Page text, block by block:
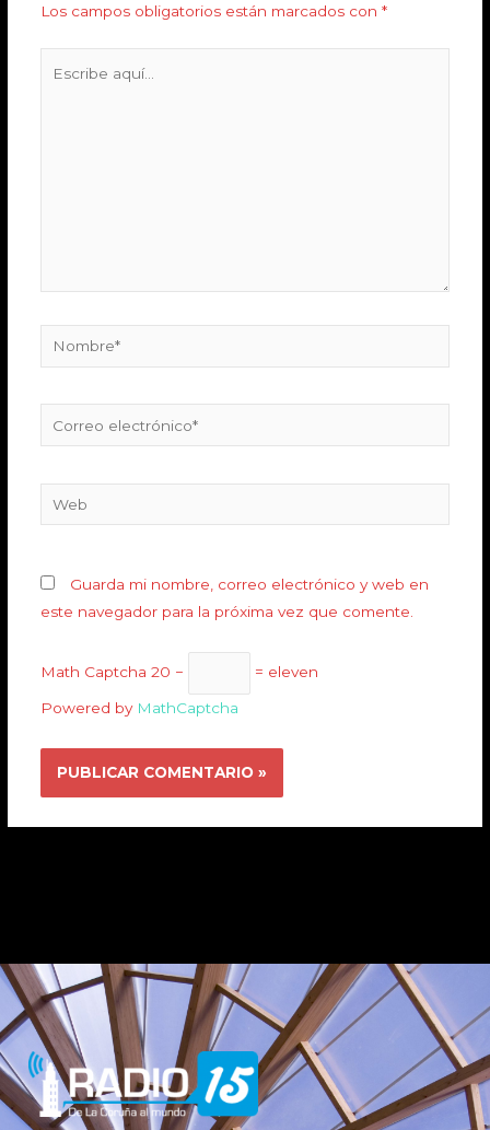
Los campos obligatorios están marcados con *
Guarda mi nombre, correo electrónico y web en
este navegador para la próxima vez que comente.
Math Captcha 20 − = eleven
Powered by MathCaptcha